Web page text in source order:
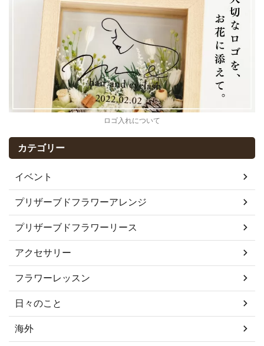
ロゴ入れについて
カテゴリー
イベント
プリザーブドフラワーアレンジ
プリザーブドフラワーリース
アクセサリー
フラワーレッスン
日々のこと
海外